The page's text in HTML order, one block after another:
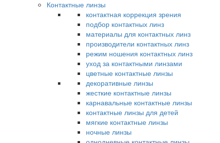
Контактные линзы
контактная коррекция зрения
подбор контактных линз
материалы для контактных линз
производители контактных линз
режим ношения контактных линз
уход за контактными линзами
цветные контактные линзы
декоративные линзы
жесткие контактные линзы
карнавальные контактные линзы
контактные линзы для детей
мягкие контактные линзы
ночные линзы